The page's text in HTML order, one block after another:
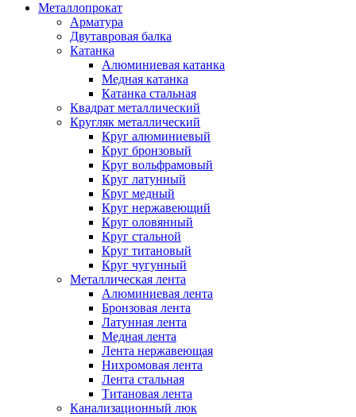
Металлопрокат
Арматура
Двутавровая балка
Катанка
Алюминиевая катанка
Медная катанка
Катанка стальная
Квадрат металлический
Кругляк металлический
Круг алюминиевый
Круг бронзовый
Круг вольфрамовый
Круг латунный
Круг медный
Круг нержавеющий
Круг оловянный
Круг стальной
Круг титановый
Круг чугунный
Металлическая лента
Алюминиевая лента
Бронзовая лента
Латунная лента
Медная лента
Лента нержавеющая
Нихромовая лента
Лента стальная
Титановая лента
Канализационный люк